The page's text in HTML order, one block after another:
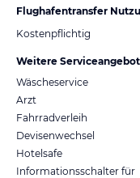
Flughafentransfer
Kostenpflichtig
Weitere
Wäscheservice
Arzt
Fahrradverleih
Devisenwechsel
Hotelsafe
Informationsschalter für